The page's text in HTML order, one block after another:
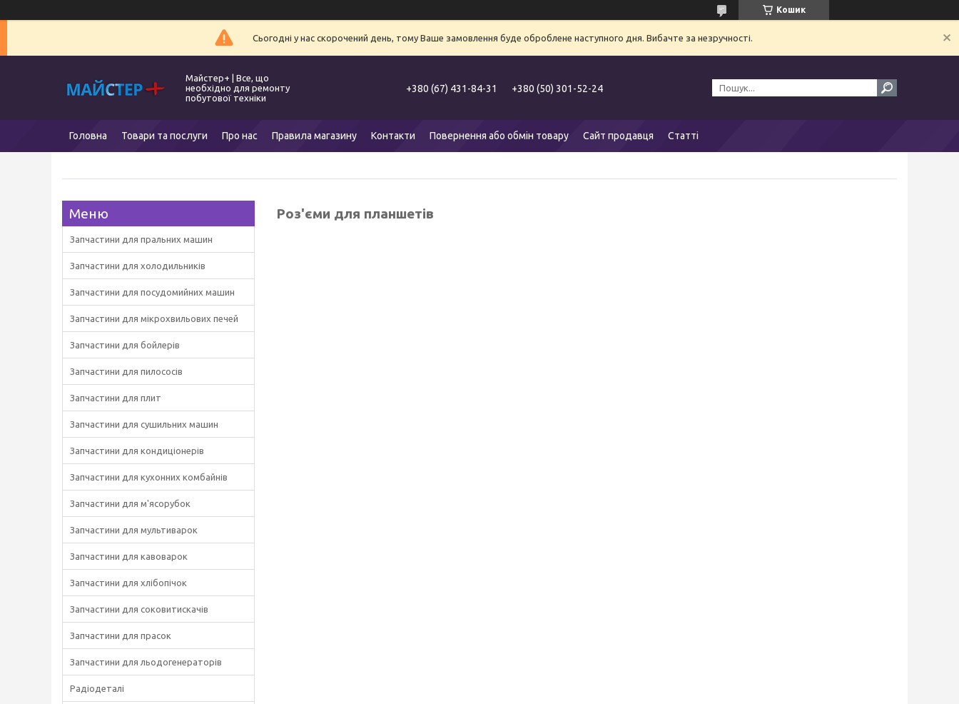
Кошик
Сьогодні у нас скорочений день, тому Ваше замовлення буде оброблене наступного дня. Вибачте за незручності.
Майстер+ | Все, що
необхідно для ремонту
побутової техніки
+380 (67) 431-84-31 +380 (50) 301-52-24
Головна Товари та послуги Про нас Правила магазину Контакти Повернення або обмін товару Сайт продавця Статті
Роз'єми для планшетів
Запчастини для пральних машин
Запчастини для холодильників
Запчастини для посудомийних машин
Запчастини для мікрохвильових печей
Запчастини для бойлерів
Запчастини для пилососів
Запчастини для плит
Запчастини для сушильних машин
Запчастини для кондиціонерів
Запчастини для кухонних комбайнів
Запчастини для м'ясорубок
Запчастини для мультиварок
Запчастини для кавоварок
Запчастини для хлібопічок
Запчастини для соковитискачів
Запчастини для прасок
Запчастини для льодогенераторів
Радіодеталі